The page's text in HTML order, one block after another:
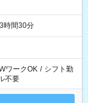
時間30分
ワークOK / シフト勤
不要